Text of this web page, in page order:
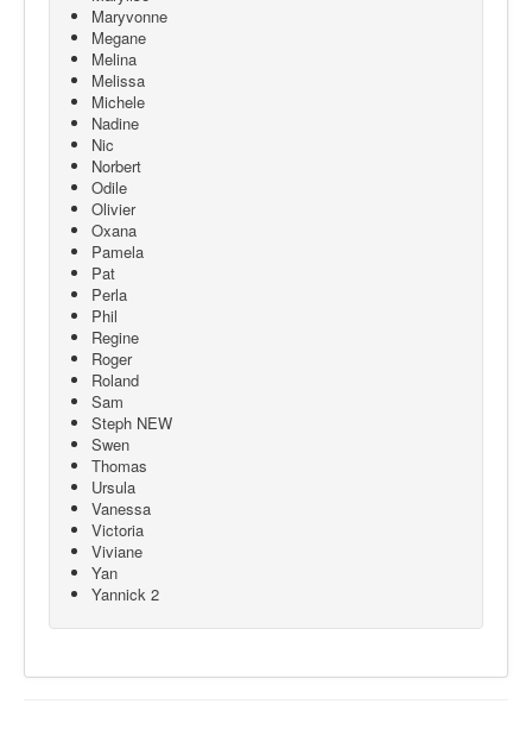
Maryvonne
Megane
Melina
Melissa
Michele
Nadine
Nic
Norbert
Odile
Olivier
Oxana
Pamela
Pat
Perla
Phil
Regine
Roger
Roland
Sam
Steph NEW
Swen
Thomas
Ursula
Vanessa
Victoria
Viviane
Yan
Yannick 2